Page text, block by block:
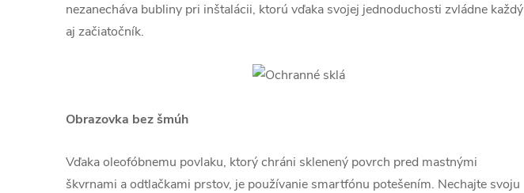
nezanecháva bubliny pri inštalácii, ktorú vďaka svojej jednoduchosti zvládne každý
aj začiatočník.
Obrazovka bez šmúh
Vďaka oleofóbnemu povlaku, ktorý chráni sklenený povrch pred mastnými
škvrnami a odtlačkami prstov, je používanie smartfónu potešením. Nechajte svoju